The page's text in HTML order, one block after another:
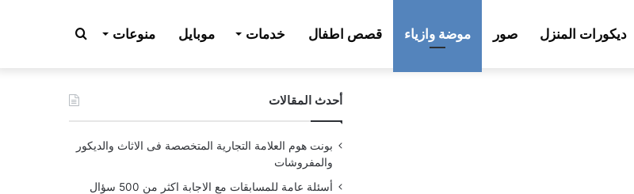
ديكورات المنزل صور موضة وازياء قصص اطفال خدمات موبايل منوعات بحث
عن أحدث المقالات
بونت هوم العلامة التجارية المتخصصة فى الاثاث والديكور
والمفروشات
أسئلة عامة للمسابقات مع الاجابة اكثر من 500 سؤال